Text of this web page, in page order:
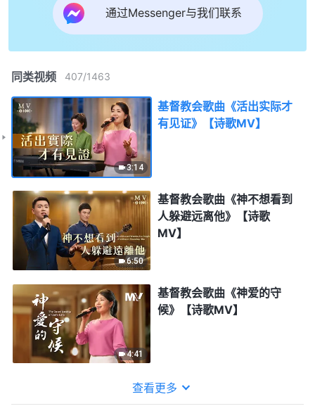
通过Messenger与我们联系
同类视频 407/1463
3:14
基督教会歌曲《活出实际才
有见证》【诗歌MV】
6:50
基督教会歌曲《神不想看到
人躲避远离他》【诗歌
MV】
4:41
基督教会歌曲《神爱的守
候》【诗歌MV】
查看更多